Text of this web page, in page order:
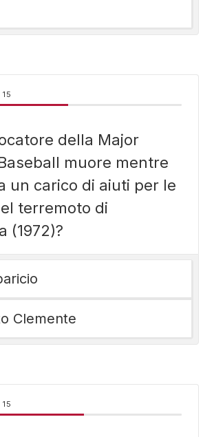
15
della Major
muore mentre
un carico di aiuti per le
terremoto di
(1972)?
Clemente
15